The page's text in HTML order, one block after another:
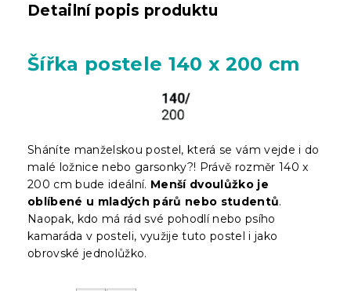
Detailní popis produktu
Šířka postele 140 x 200 cm
Sháníte manželskou postel, která se vám vejde i do
malé ložnice nebo garsonky?! Právě rozměr 140 x
200 cm bude ideální. Menší dvoulůžko je
oblíbené u mladých párů nebo studentů.
Naopak, kdo má rád své pohodlí nebo psího
kamaráda v posteli, využije tuto postel i jako
obrovské jednolůžko.